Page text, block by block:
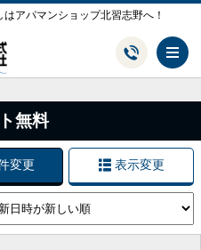
アパマンショップ北習志野へ！
無料
変更 表示変更